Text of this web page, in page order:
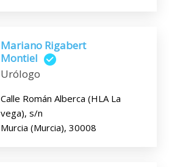
Mariano Rigabert
Montiel
Urólogo
Calle Román Alberca (HLA La
vega), s/n
Murcia (Murcia), 30008